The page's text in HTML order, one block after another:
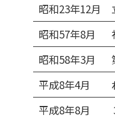
昭和23年12月
昭和57年8月
昭和58年3月
平成8年4月
平成8年8月